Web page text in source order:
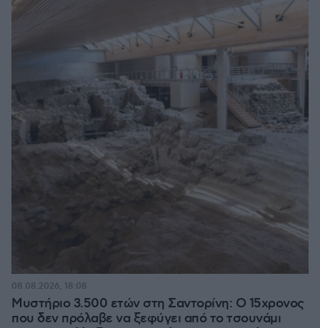
Μυστήριο 3.500 ετών στη Σαντορίνη: Ο 15χρονος
που δεν πρόλαβε να ξεφύγει από το τσουνάμι
08.08.2026, 18:08